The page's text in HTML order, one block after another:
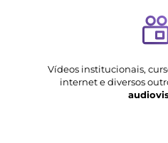
Vídeos institucionais,
internet e diversos